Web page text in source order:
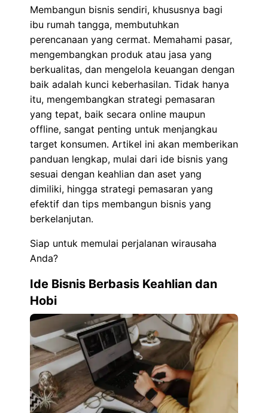
Membangun bisnis sendiri, khususnya bagi
ibu rumah tangga, membutuhkan
perencanaan yang cermat. Memahami pasar,
mengembangkan produk atau jasa yang
berkualitas, dan mengelola keuangan dengan
baik adalah kunci keberhasilan. Tidak hanya
itu, mengembangkan strategi pemasaran
yang tepat, baik secara online maupun
offline, sangat penting untuk menjangkau
target konsumen. Artikel ini akan memberikan
panduan lengkap, mulai dari ide bisnis yang
sesuai dengan keahlian dan aset yang
dimiliki, hingga strategi pemasaran yang
efektif dan tips membangun bisnis yang
berkelanjutan.
Siap untuk memulai perjalanan wirausaha
Anda?
Ide Bisnis Berbasis Keahlian dan
Hobi